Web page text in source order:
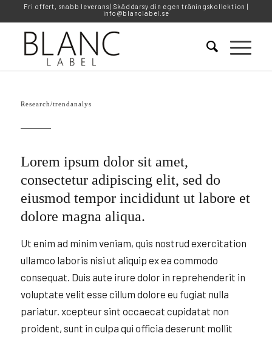
Fri offert, snabb leverans | Skäddarsy din egen träningskollektion |
info@blanclabel.se
Research/trendanalys
Lorem ipsum dolor sit amet,
consectetur adipiscing elit, sed do
eiusmod tempor incididunt ut labore et
dolore magna aliqua.
Ut enim ad minim veniam, quis nostrud exercitation
ullamco laboris nisi ut aliquip ex ea commodo
consequat. Duis aute irure dolor in reprehenderit in
voluptate velit esse cillum dolore eu fugiat nulla
pariatur. xcepteur sint occaecat cupidatat non
proident, sunt in culpa qui officia deserunt mollit